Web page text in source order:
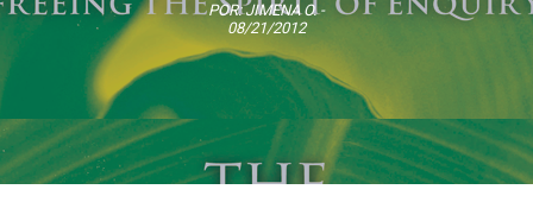
POR:JIMENA O.-
08/21/2012